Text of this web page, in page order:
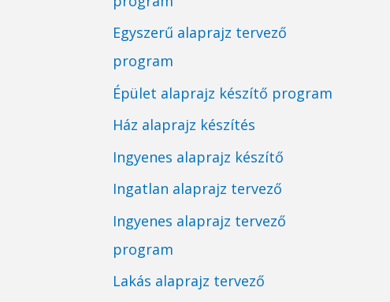
Egyszerű alaprajz tervező
program
Épület alaprajz készítő program
Ház alaprajz készítés
Ingyenes alaprajz készítő
Ingatlan alaprajz tervező
Ingyenes alaprajz tervező
program
Lakás alaprajz tervező